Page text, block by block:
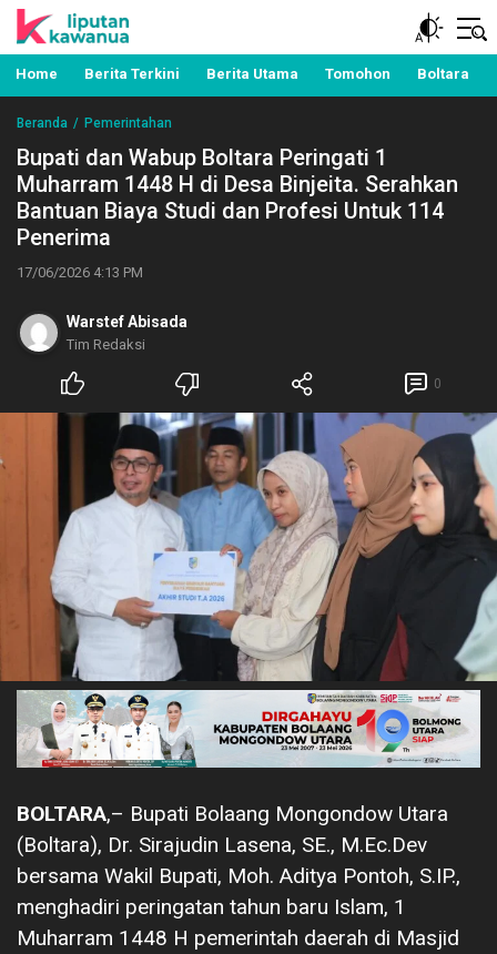
Liputan Kawanua
Berita Manado, Sulawesi Utara, Kawanua, Politik,
Pemerintahan, Hukum Kriminal dan Nasional
Home Berita Terkini Berita Utama Tomohon Boltara
Beranda Pemerintahan
Bupati dan Wabup Boltara Peringati 1
Muharram 1448 H di Desa Binjeita. Serahkan
Bantuan Biaya Studi dan Profesi Untuk 114
Penerima
17/06/2026 4:13 PM
Warstef Abisada
Tim Redaksi
0
BOLTARA,– Bupati Bolaang Mongondow Utara
(Boltara), Dr. Sirajudin Lasena, SE., M.Ec.Dev
bersama Wakil Bupati, Moh. Aditya Pontoh, S.IP.,
menghadiri peringatan tahun baru Islam, 1
Muharram 1448 H pemerintah daerah di Masjid